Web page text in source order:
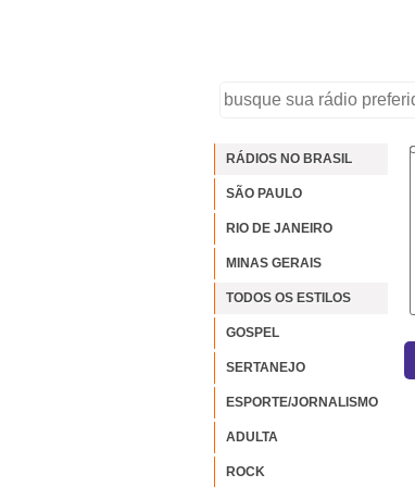
RÁDIOS NO BRASIL
SÃO PAULO
RIO DE JANEIRO
MINAS GERAIS
TODOS OS ESTILOS
GOSPEL
SERTANEJO
ESPORTE/JORNALISMO
ADULTA
ROCK